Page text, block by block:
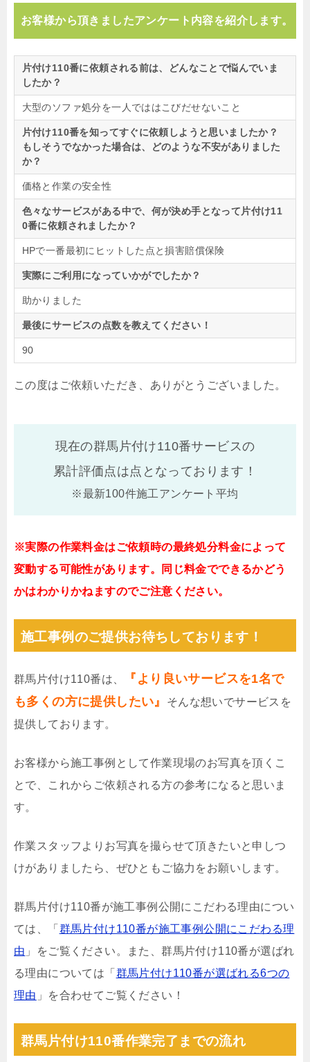
お客様から頂きましたアンケート内容を紹介します。
片付け110番に依頼される前は、どんなことで悩んでいま
したか？
大型のソファ処分を一人でははこびだせないこと
片付け110番を知ってすぐに依頼しようと思いましたか？
もしそうでなかった場合は、どのような不安がありました
か？
価格と作業の安全性
色々なサービスがある中で、何が決め手となって片付け11
0番に依頼されましたか？
HPで一番最初にヒットした点と損害賠償保険
実際にご利用になっていかがでしたか？
助かりました
最後にサービスの点数を教えてください！
90
この度はご依頼いただき、ありがとうございました。
現在の群馬片付け110番サービスの
累計評価点は点となっております！
※最新100件施工アンケート平均
※実際の作業料金はご依頼時の最終処分料金によって
変動する可能性があります。同じ料金でできるかどう
かはわかりかねますのでご注意ください。
施工事例のご提供お待ちしております！
群馬片付け110番は、
『より良いサービスを1名で
も多くの方に提供したい』
そんな想いでサービスを
提供しております。
お客様から施工事例として作業現場のお写真を頂くこ
とで、これからご依頼される方の参考になると思いま
す。
作業スタッフよりお写真を撮らせて頂きたいと申しつ
けがありましたら、ぜひともご協力をお願いします。
群馬片付け110番が施工事例公開にこだわる理由につい
ては、「 群馬片付け110番が施工事例公開にこだわる理
由 」をご覧ください。また、群馬片付け110番が選ばれ
る理由については「 群馬片付け110番が選ばれる6つの
理由 」を合わせてご覧ください！
群馬片付け110番作業完了までの流れ